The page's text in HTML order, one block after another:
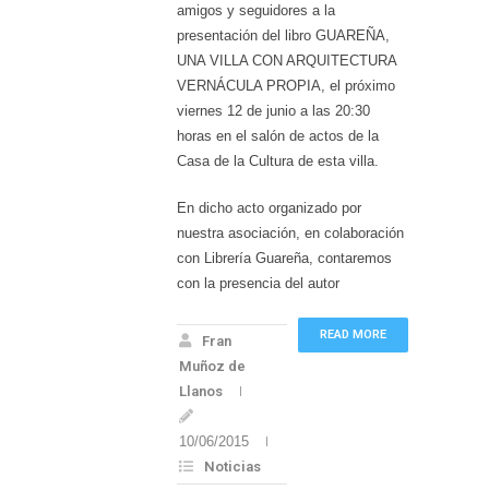
amigos y seguidores a la
presentación del libro GUAREÑA,
UNA VILLA CON ARQUITECTURA
VERNÁCULA PROPIA, el próximo
viernes 12 de junio a las 20:30
horas en el salón de actos de la
Casa de la Cultura de esta villa.
En dicho acto organizado por
nuestra asociación, en colaboración
con Librería Guareña, contaremos
con la presencia del autor
READ MORE
Fran
Muñoz de
Llanos
10/06/2015
Noticias